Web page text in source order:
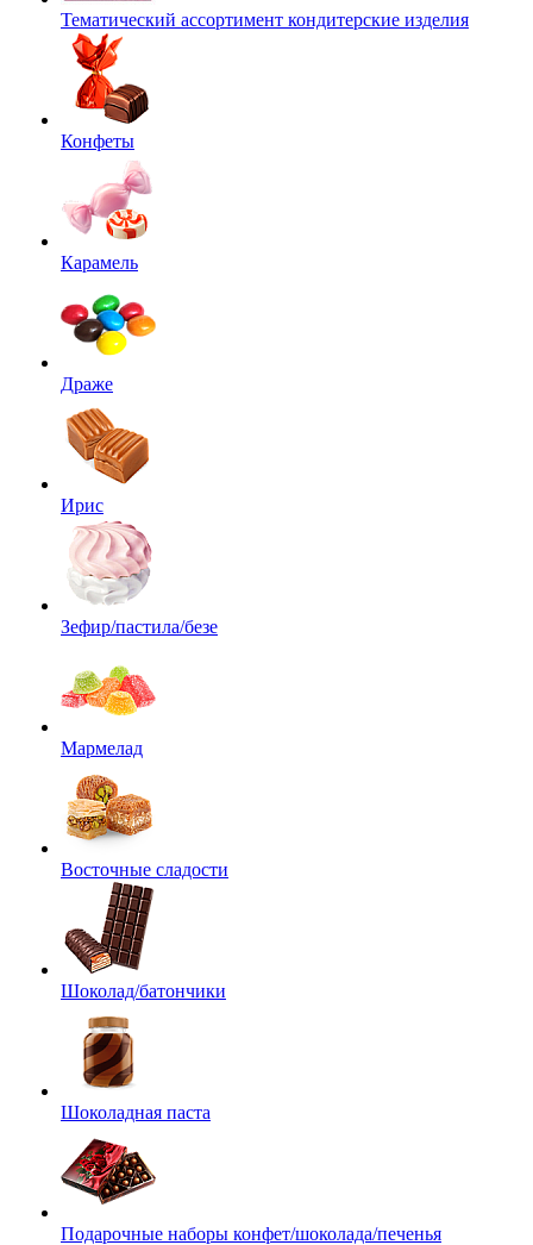
Тематический ассортимент кондитерские изделия
Конфеты
Карамель
Драже
Ирис
Зефир/пастила/безе
Мармелад
Восточные сладости
Шоколад/батончики
Шоколадная паста
Подарочные наборы конфет/шоколада/печенья